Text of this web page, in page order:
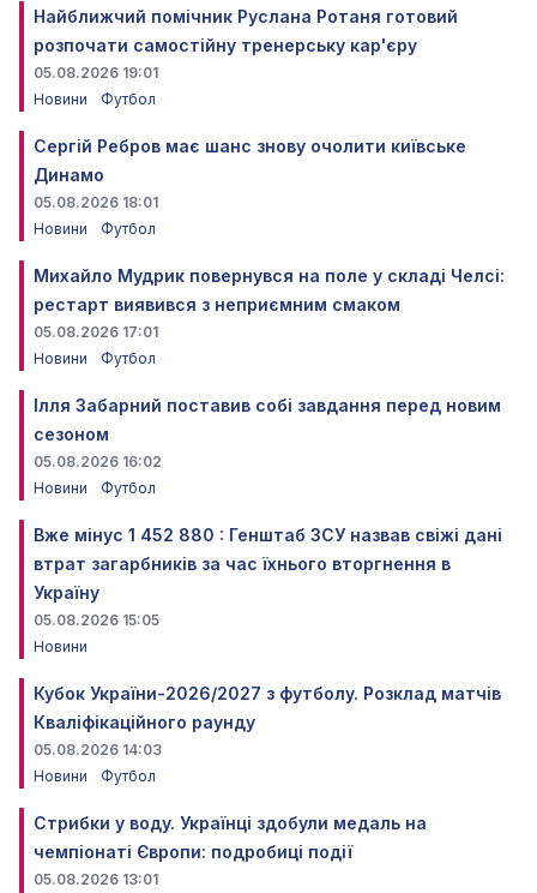
Найближчий помічник Руслана Ротаня готовий
розпочати самостійну тренерську кар'єру
05.08.2026 19:01
Новини
Футбол
Сергій Ребров має шанс знову очолити київське
Динамо
05.08.2026 18:01
Новини
Футбол
Михайло Мудрик повернувся на поле у складі Челсі:
рестарт виявився з неприємним смаком
05.08.2026 17:01
Новини
Футбол
Ілля Забарний поставив собі завдання перед новим
сезоном
05.08.2026 16:02
Новини
Футбол
Вже мінус 1 452 880 : Генштаб ЗСУ назвав свіжі дані
втрат загарбників за час їхнього вторгнення в
Україну
05.08.2026 15:05
Новини
Кубок України-2026/2027 з футболу. Розклад матчів
Кваліфікаційного раунду
05.08.2026 14:03
Новини
Футбол
Стрибки у воду. Українці здобули медаль на
чемпіонаті Європи: подробиці події
05.08.2026 13:01